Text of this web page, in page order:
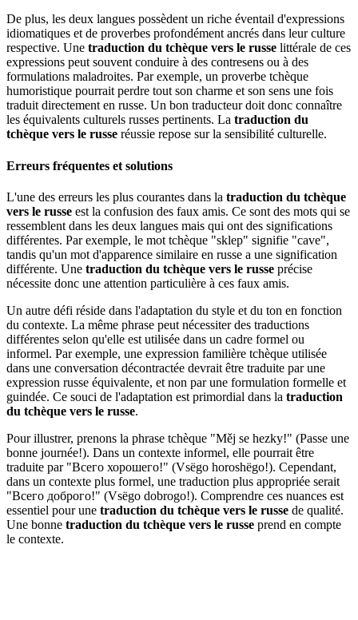
De plus, les deux langues possèdent un riche éventail d'expressions
idiomatiques et de proverbes profondément ancrés dans leur culture
respective. Une traduction du tchèque vers le russe littérale de ces
expressions peut souvent conduire à des contresens ou à des
formulations maladroites. Par exemple, un proverbe tchèque
humoristique pourrait perdre tout son charme et son sens une fois
traduit directement en russe. Un bon traducteur doit donc connaître
les équivalents culturels russes pertinents. La traduction du
tchèque vers le russe réussie repose sur la sensibilité culturelle.
Erreurs fréquentes et solutions
L'une des erreurs les plus courantes dans la traduction du tchèque
vers le russe est la confusion des faux amis. Ce sont des mots qui se
ressemblent dans les deux langues mais qui ont des significations
différentes. Par exemple, le mot tchèque "sklep" signifie "cave",
tandis qu'un mot d'apparence similaire en russe a une signification
différente. Une traduction du tchèque vers le russe précise
nécessite donc une attention particulière à ces faux amis.
Un autre défi réside dans l'adaptation du style et du ton en fonction
du contexte. La même phrase peut nécessiter des traductions
différentes selon qu'elle est utilisée dans un cadre formel ou
informel. Par exemple, une expression familière tchèque utilisée
dans une conversation décontractée devrait être traduite par une
expression russe équivalente, et non par une formulation formelle et
guindée. Ce souci de l'adaptation est primordial dans la traduction
du tchèque vers le russe.
Pour illustrer, prenons la phrase tchèque "Měj se hezky!" (Passe une
bonne journée!). Dans un contexte informel, elle pourrait être
traduite par "Всего хорошего!" (Vsëgo horoshëgo!). Cependant,
dans un contexte plus formel, une traduction plus appropriée serait
"Всего доброго!" (Vsëgo dobrogo!). Comprendre ces nuances est
essentiel pour une traduction du tchèque vers le russe de qualité.
Une bonne traduction du tchèque vers le russe prend en compte
le contexte.